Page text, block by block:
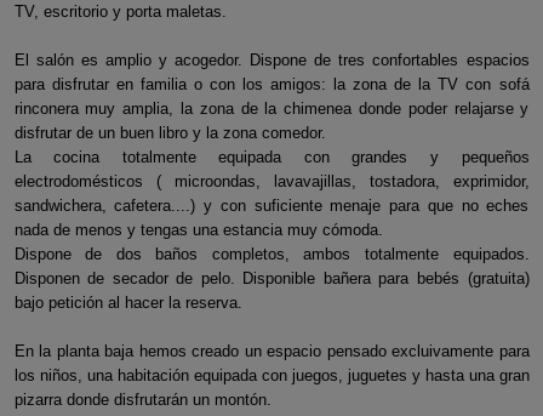
TV, escritorio y porta maletas.
El salón es amplio y acogedor. Dispone de tres confortables espacios
para disfrutar en familia o con los amigos: la zona de la TV con sofá
rinconera muy amplia, la zona de la chimenea donde poder relajarse y
disfrutar de un buen libro y la zona comedor.
La cocina totalmente equipada con grandes y pequeños
electrodomésticos ( microondas, lavavajillas, tostadora, exprimidor,
sandwichera, cafetera....) y con suficiente menaje para que no eches
nada de menos y tengas una estancia muy cómoda.
Dispone de dos baños completos, ambos totalmente equipados.
Disponen de secador de pelo. Disponible bañera para bebés (gratuita)
bajo petición al hacer la reserva.
En la planta baja hemos creado un espacio pensado excluivamente para
los niños, una habitación equipada con juegos, juguetes y hasta una gran
pizarra donde disfrutarán un montón.